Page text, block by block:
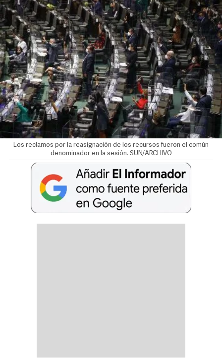
Los reclamos por la reasignación de los recursos fueron el común
denominador en la sesión. SUN/ARCHIVO